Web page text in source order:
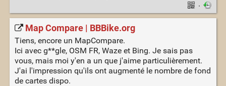
·
Map Compare | BBBike.org
Tiens, encore un MapCompare.
Ici avec g**gle, OSM FR, Waze et Bing. Je sais pas
vous, mais moi y'en a un que j'aime particulièrement.
J'ai l'impression qu'ils ont augmenté le nombre de fond
de cartes dispo.